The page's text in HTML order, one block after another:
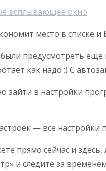
место в списке и
предусмотреть ещё
как надо :) С
в настройки
— все настройки
прямо сейчас и
и следите за